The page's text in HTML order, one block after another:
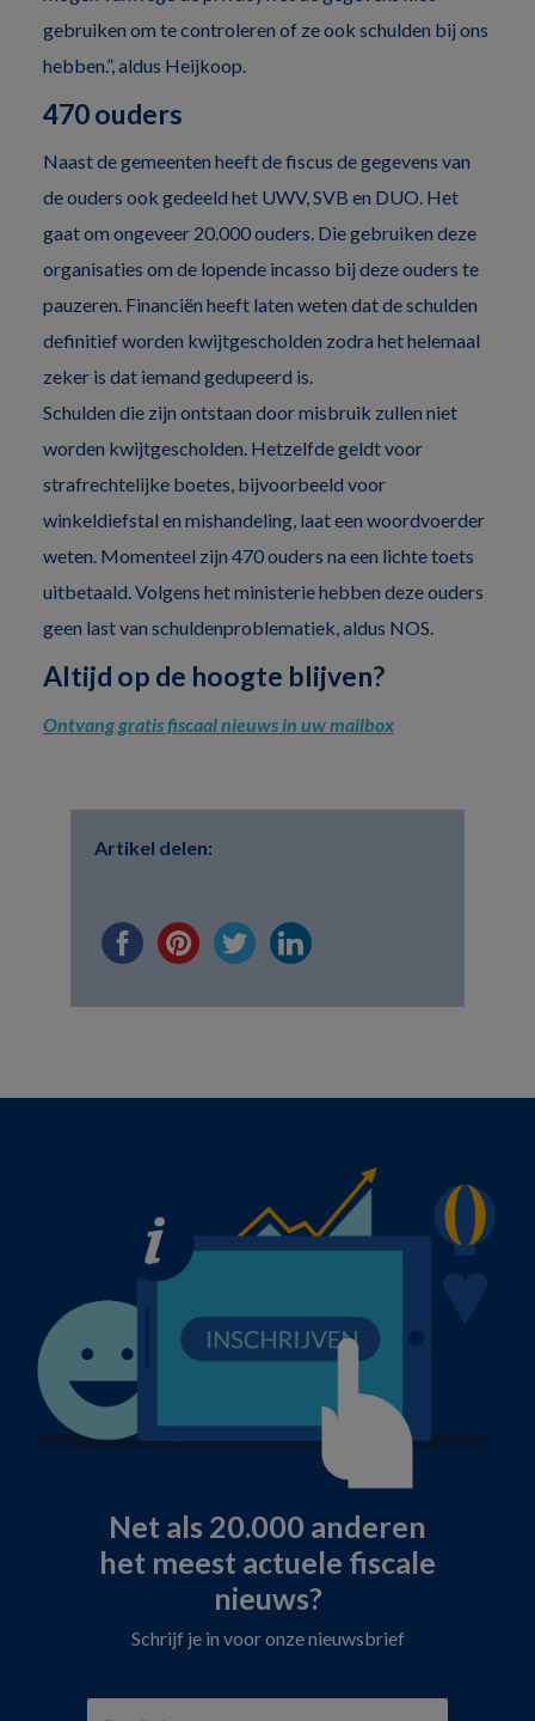
gebruiken om te controleren of ze ook schulden bij ons
hebben.”, aldus Heijkoop.
470 ouders
Naast de gemeenten heeft de fiscus de gegevens van
de ouders ook gedeeld het UWV, SVB en DUO. Het
gaat om ongeveer 20.000 ouders. Die gebruiken deze
organisaties om de lopende incasso bij deze ouders te
pauzeren. Financiën heeft laten weten dat de schulden
definitief worden kwijtgescholden zodra het helemaal
zeker is dat iemand gedupeerd is.
Schulden die zijn ontstaan door misbruik zullen niet
worden kwijtgescholden. Hetzelfde geldt voor
strafrechtelijke boetes, bijvoorbeeld voor
winkeldiefstal en mishandeling, laat een woordvoerder
weten. Momenteel zijn 470 ouders na een lichte toets
uitbetaald. Volgens het ministerie hebben deze ouders
geen last van schuldenproblematiek, aldus NOS.
Altijd op de hoogte blijven?
Ontvang gratis fiscaal nieuws in uw mailbox
Artikel delen:
Net als 20.000 anderen
het meest actuele fiscale
nieuws?
Schrijf je in voor onze nieuwsbrief